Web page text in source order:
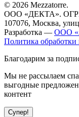
© 2026 Mezzatorre.
ООО «ДЕКТА». ОГРН
107076, Москва,
Разработка — ООО
Политика
Благодарим за
Мы не рассылаем
выгодные
контент
Супер!